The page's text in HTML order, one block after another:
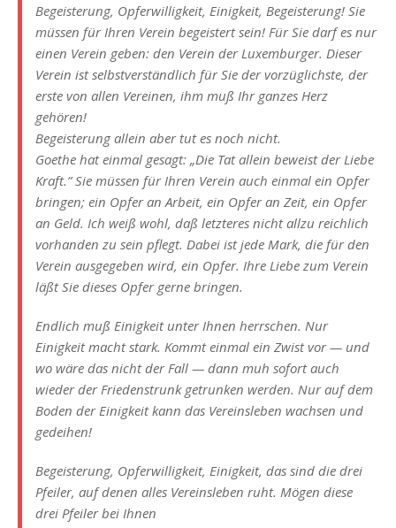
Begeisterung, Opferwilligkeit, Einigkeit, Begeisterung! Sie
müssen für Ihren Verein begeistert sein! Für Sie darf es nur
einen Verein geben: den Verein der Luxemburger. Dieser
Verein ist selbstverständlich für Sie der vorzüglichste, der
erste von allen Vereinen, ihm muß Ihr ganzes Herz
gehören!
Begeisterung allein aber tut es noch nicht.
Goethe hat einmal gesagt: „Die Tat allein beweist der Liebe
Kraft.” Sie müssen für Ihren Verein auch einmal ein Opfer
bringen; ein Opfer an Arbeit, ein Opfer an Zeit, ein Opfer
an Geld. Ich weiß wohl, daß letzteres nicht allzu reichlich
vorhanden zu sein pflegt. Dabei ist jede Mark, die für den
Verein ausgegeben wird, ein Opfer. Ihre Liebe zum Verein
läßt Sie dieses Opfer gerne bringen.
Endlich muß Einigkeit unter Ihnen herrschen. Nur
Einigkeit macht stark. Kommt einmal ein Zwist vor — und
wo wäre das nicht der Fall — dann muh sofort auch
wieder der Friedenstrunk getrunken werden. Nur auf dem
Boden der Einigkeit kann das Vereinsleben wachsen und
gedeihen!
Begeisterung, Opferwilligkeit, Einigkeit, das sind die drei
Pfeiler, auf denen alles Vereinsleben ruht. Mögen diese
drei Pfeiler bei Ihnen